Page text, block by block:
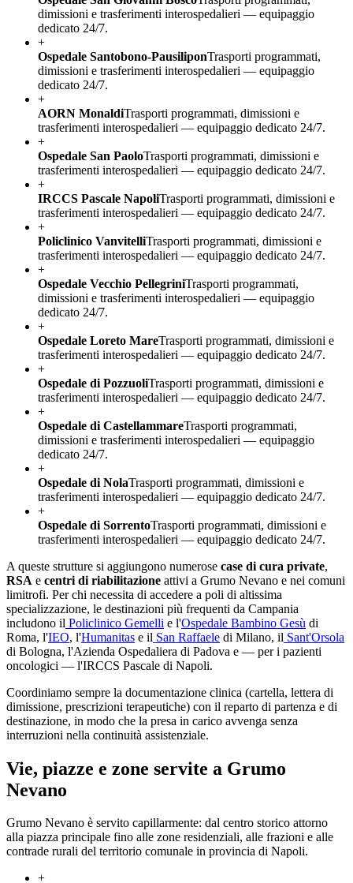
dimissioni e trasferimenti interospedalieri — equipaggio
dedicato 24/7.
+
Ospedale Santobono-PausiliponTrasporti programmati,
dimissioni e trasferimenti interospedalieri — equipaggio
dedicato 24/7.
+
AORN MonaldiTrasporti programmati, dimissioni e
trasferimenti interospedalieri — equipaggio dedicato 24/7.
+
Ospedale San PaoloTrasporti programmati, dimissioni e
trasferimenti interospedalieri — equipaggio dedicato 24/7.
+
IRCCS Pascale NapoliTrasporti programmati, dimissioni e
trasferimenti interospedalieri — equipaggio dedicato 24/7.
+
Policlinico VanvitelliTrasporti programmati, dimissioni e
trasferimenti interospedalieri — equipaggio dedicato 24/7.
+
Ospedale Vecchio PellegriniTrasporti programmati,
dimissioni e trasferimenti interospedalieri — equipaggio
dedicato 24/7.
+
Ospedale Loreto MareTrasporti programmati, dimissioni e
trasferimenti interospedalieri — equipaggio dedicato 24/7.
+
Ospedale di PozzuoliTrasporti programmati, dimissioni e
trasferimenti interospedalieri — equipaggio dedicato 24/7.
+
Ospedale di CastellammareTrasporti programmati,
dimissioni e trasferimenti interospedalieri — equipaggio
dedicato 24/7.
+
Ospedale di NolaTrasporti programmati, dimissioni e
trasferimenti interospedalieri — equipaggio dedicato 24/7.
+
Ospedale di SorrentoTrasporti programmati, dimissioni e
trasferimenti interospedalieri — equipaggio dedicato 24/7.
A queste strutture si aggiungono numerose case di cura private,
RSA e centri di riabilitazione attivi a Grumo Nevano e nei comuni
limitrofi. Per chi necessita di accedere a poli di altissima
specializzazione, le destinazioni più frequenti da Campania
includono il Policlinico Gemelli e l'Ospedale Bambino Gesù di
Roma, l'IEO, l'Humanitas e il San Raffaele di Milano, il Sant'Orsola
di Bologna, l'Azienda Ospedaliera di Padova e — per i pazienti
oncologici — l'IRCCS Pascale di Napoli.
Coordiniamo sempre la documentazione clinica (cartella, lettera di
dimissione, prescrizioni terapeutiche) con il reparto di partenza e di
destinazione, in modo che la presa in carico avvenga senza
interruzioni nella continuità assistenziale.
Vie, piazze e zone servite a Grumo
Nevano
Grumo Nevano è servito capillarmente: dal centro storico attorno
alla piazza principale fino alle zone residenziali, alle frazioni e alle
contrade rurali del territorio comunale in provincia di Napoli.
+